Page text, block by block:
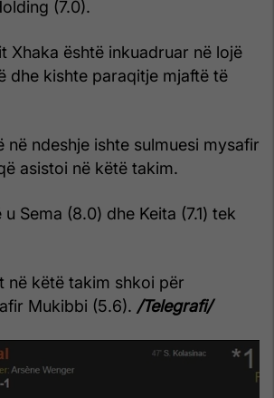
(7.0).
Xhaka është inkuadruar në lojë
dhe kishte paraqitje mjaftë të
në ndeshje ishte sulmuesi mysafir
asistoi në këtë takim.
Sema (8.0) dhe Keita (7.1) tek
në këtë takim shkoi për
Mukibbi (5.6). /Telegrafi/